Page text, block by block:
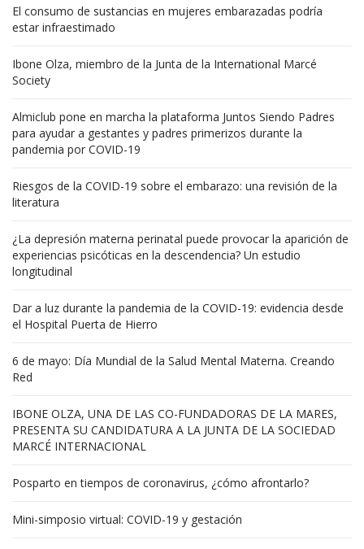
El consumo de sustancias en mujeres embarazadas podría
estar infraestimado
Ibone Olza, miembro de la Junta de la International Marcé
Society
Almiclub pone en marcha la plataforma Juntos Siendo Padres
para ayudar a gestantes y padres primerizos durante la
pandemia por COVID-19
Riesgos de la COVID-19 sobre el embarazo: una revisión de la
literatura
¿La depresión materna perinatal puede provocar la aparición de
experiencias psicóticas en la descendencia? Un estudio
longitudinal
Dar a luz durante la pandemia de la COVID-19: evidencia desde
el Hospital Puerta de Hierro
6 de mayo: Día Mundial de la Salud Mental Materna. Creando
Red
IBONE OLZA, UNA DE LAS CO-FUNDADORAS DE LA MARES,
PRESENTA SU CANDIDATURA A LA JUNTA DE LA SOCIEDAD
MARCÉ INTERNACIONAL
Posparto en tiempos de coronavirus, ¿cómo afrontarlo?
Mini-simposio virtual: COVID-19 y gestación